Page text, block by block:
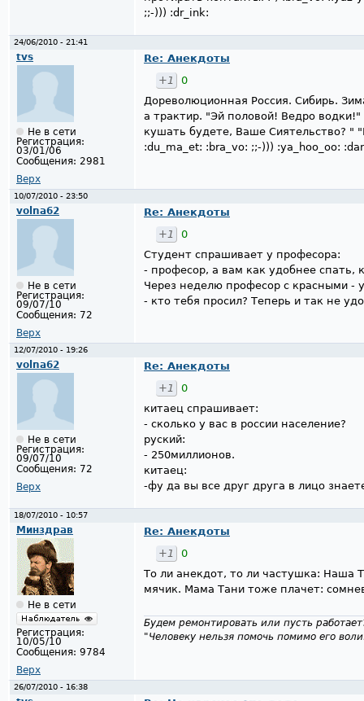
;;-))) :dr_ink:
24/06/2010 - 21:41
tvs
Не в сети
Регистрация:
03/01/06
Сообщения: 2981
Верх
Re: Анекдоты
+1
0
Дореволюционная Россия. Сибирь.
а трактир. "Эй половой! Ведро
кушать будете, Ваше Сиятельство? "
:du_ma_et: :bra_vo: ;;-))) :ya_hoo_oo:
10/07/2010 - 23:50
volna62
Не в сети
Регистрация:
09/07/10
Сообщения: 72
Верх
Re: Анекдоты
+1
0
Студент спрашивает у професора:
- професор, а вам как удобнее спать,
Через неделю професор с красными -
- кто тебя просил? Теперь и так не
12/07/2010 - 19:26
volna62
Не в сети
Регистрация:
09/07/10
Сообщения: 72
Верх
Re: Анекдоты
+1
0
китаец спрашивает:
- сколько у вас в россии население?
руский:
- 250миллионов.
китаец:
-фу да вы все друг друга в лицо
18/07/2010 - 10:57
Минздрав
Не в сети
Регистрация:
10/05/10
Сообщения: 9784
Верх
Re: Анекдоты
+1
0
То ли анекдот, то ли частушка: Наша
мячик. Мама Тани тоже плачет:
Будем ремонтировать или пусть
"Человеку нельзя помочь помимо его
26/07/2010 - 16:38